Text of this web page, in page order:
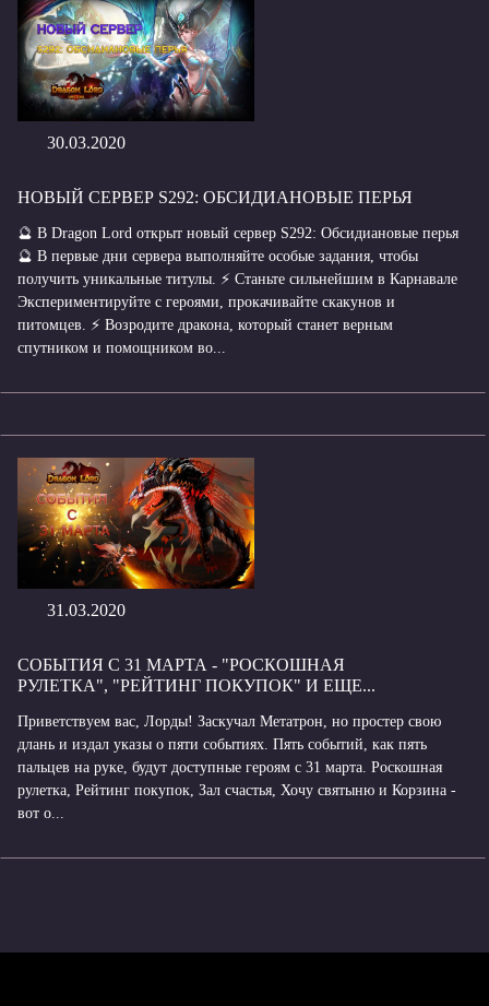
30.03.2020
НОВЫЙ СЕРВЕР S292: ОБСИДИАНОВЫЕ ПЕРЬЯ
🔮 В Dragon Lord открыт новый сервер S292: Обсидиановые перья
🔮 В первые дни сервера выполняйте особые задания, чтобы
получить уникальные титулы. ⚡ Станьте сильнейшим в Карнавале
Экспериментируйте с героями, прокачивайте скакунов и
питомцев. ⚡ Возродите дракона, который станет верным
спутником и помощником во...
31.03.2020
СОБЫТИЯ С 31 МАРТА - "РОСКОШНАЯ
РУЛЕТКА", "РЕЙТИНГ ПОКУПОК" И ЕЩЕ...
Приветствуем вас, Лорды! Заскучал Метатрон, но простер свою
длань и издал указы о пяти событиях. Пять событий, как пять
пальцев на руке, будут доступные героям с 31 марта. Роскошная
рулетка, Рейтинг покупок, Зал счастья, Хочу святыню и Корзина -
вот о...